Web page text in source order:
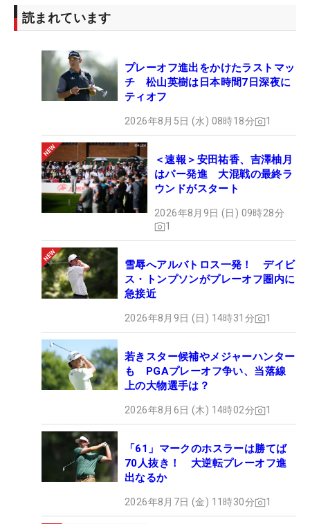
読まれています
プレーオフ進出をかけたラストマッ
チ 松山英樹は日本時間7日深夜に
ティオフ
2026年8月5日 (水) 08時18分 1
＜速報＞安田祐香、吉澤柚月
はパー発進 大混戦の最終ラ
ウンドがスタート
2026年8月9日 (日) 09時28分
1
雪辱へアルバトロス一発！ デイビ
ス・トンプソンがプレーオフ圏内に
急接近
2026年8月9日 (日) 14時31分 1
若きスター候補やメジャーハンター
も PGAプレーオフ争い、当落線
上の大物選手は？
2026年8月6日 (木) 14時02分 1
「61」マークのホスラーは勝てば
70人抜き！ 大逆転プレーオフ進
出なるか
2026年8月7日 (金) 11時30分 1